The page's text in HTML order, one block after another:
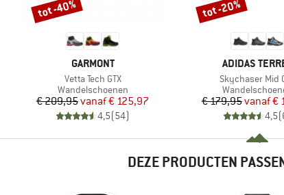
MERK
GARMONT
Artikel
Vetta Tech GTX
Productgroep
Wandelschoenen
Prijs
€ 209,95 Verlaagde prijs
vanaf€ 125,97
4,5(54)
Korting
tot -40%
MERK
ADIDAS
Artikel
Skychaser Mid
Productgroep
Prijs
€ 179,95vanaf€
4,5(
Korting
tot -20%
DEZE PRODUCTEN